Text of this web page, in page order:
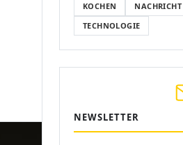
KOCHEN
NACHRICHT
TECHNOLOGIE
NEWSLETTER